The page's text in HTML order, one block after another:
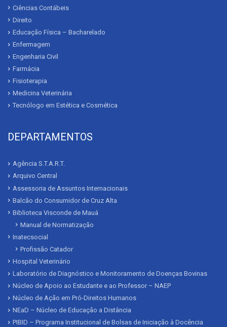
Ciências Contábeis
Direito
Educação Física – Bacharelado
Enfermagem
Engenharia Civil
Farmácia
Fisioterapia
Medicina Veterinária
Tecnólogo em Estética e Cosmética
DEPARTAMENTOS
Agência S.T.A.R.T.
Arquivo Central
Assessoria de Assuntos Internacionais
Balcão do Consumidor de Cruz Alta
Biblioteca Visconde de Mauá
Manual de Normatização
Inatecsocial
Profissão Catador
Hospital Veterinário
Laboratório de Diagnóstico e Monitoramento de Doenças Bovinas
Núcleo de Apoio ao Estudante e ao Professor – NAEP
Núcleo de Ação em Pró-Direitos Humanos
NEaD – Núcleo de Educação a Distância
PIBID – Programa Institucional de Bolsas de Iniciação à Docência